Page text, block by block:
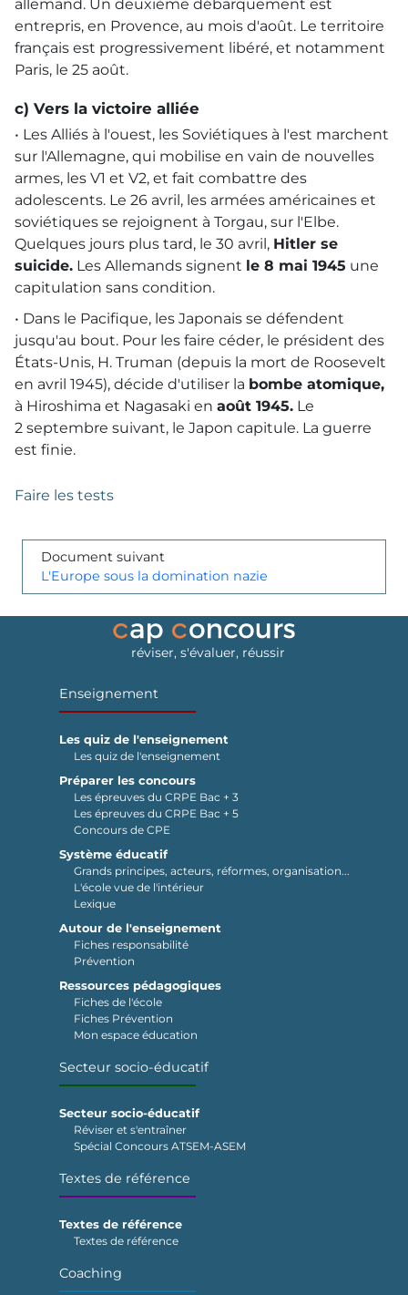
allemand. Un deuxième débarquement est
entrepris, en Provence, au mois d'août. Le territoire
français est progressivement libéré, et notamment
Paris, le 25 août.
c) Vers la victoire alliée
• Les Alliés à l'ouest, les Soviétiques à l'est marchent
sur l'Allemagne, qui mobilise en vain de nouvelles
armes, les V1 et V2, et fait combattre des
adolescents. Le 26 avril, les armées américaines et
soviétiques se rejoignent à Torgau, sur l'Elbe.
Quelques jours plus tard, le 30 avril, Hitler se
suicide. Les Allemands signent le 8 mai 1945 une
capitulation sans condition.
• Dans le Pacifique, les Japonais se défendent
jusqu'au bout. Pour les faire céder, le président des
États-Unis, H. Truman (depuis la mort de Roosevelt
en avril 1945), décide d'utiliser la bombe atomique,
à Hiroshima et Nagasaki en août 1945. Le
2 septembre suivant, le Japon capitule. La guerre
est finie.
Faire les tests
Document suivant
L'Europe sous la domination nazie
réviser, s'évaluer, réussir
Enseignement
Les quiz de l'enseignement
Les quiz de l'enseignement
Préparer les concours
Les épreuves du CRPE Bac + 3
Les épreuves du CRPE Bac + 5
Concours de CPE
Système éducatif
Grands principes, acteurs, réformes, organisation...
L'école vue de l'intérieur
Lexique
Autour de l'enseignement
Fiches responsabilité
Prévention
Ressources pédagogiques
Fiches de l'école
Fiches Prévention
Mon espace éducation
Secteur socio-éducatif
Secteur socio-éducatif
Réviser et s'entraîner
Spécial Concours ATSEM-ASEM
Textes de référence
Textes de référence
Textes de référence
Coaching